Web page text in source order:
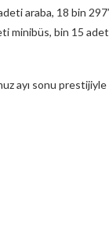
araba, 18 bin
minibüs, bin 15
ayı sonu